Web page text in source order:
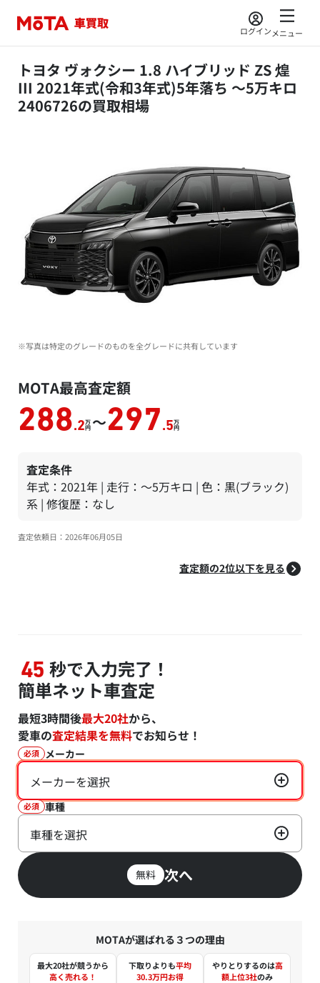
ログインメニュー
トヨタ ヴォクシー 1.8 ハイブリッド ZS 煌
III 2021年式(令和3年式)5年落ち ～5万キロ
2406726の買取相場
※写真は特定のグレードのものを全グレードに共有しています
MOTA最高査定額
288.2万
円 ～297 .5万
円
査定条件
年式：2021年 | 走行：～5万キロ | 色：黒(ブラック)
系 | 修復歴：なし
査定依頼日：2026年06月05日
査定額の2位以下を見る
45 秒で入力完了！
簡単ネット車査定
最短3時間後最大20社から、
愛車の査定結果を無料でお知らせ！
必須 メーカー
メーカーを選択
必須 車種
車種を選択
無料 次へ
MOTAが選ばれる３つの理由
最大20社が競うから
高く売れる！
下取りよりも平均
30.3万円お得
やりとりするのは高
額上位3社のみ